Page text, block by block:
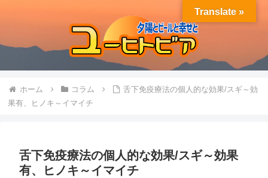
ホーム コラム
舌下免疫療法の個人的な効果/スギ～効
果有、ヒノキ～イマイチ
舌下免疫療法の個人的な効果/スギ～効果
有、ヒノキ～イマイチ
Translate »